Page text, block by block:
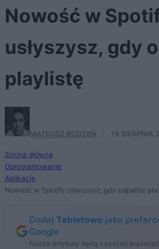
Nowość w
usłyszysz, gdy
playlistę
MATEUSZ BUDZEŃ 19 SIERPNIA
Strona główna
Oprogramowanie
Aplikacje
Nowość w Spotify usłyszysz, gdy odpalisz
Dodaj Tabletowo jako
Google
Nasze artykuły będą częściej